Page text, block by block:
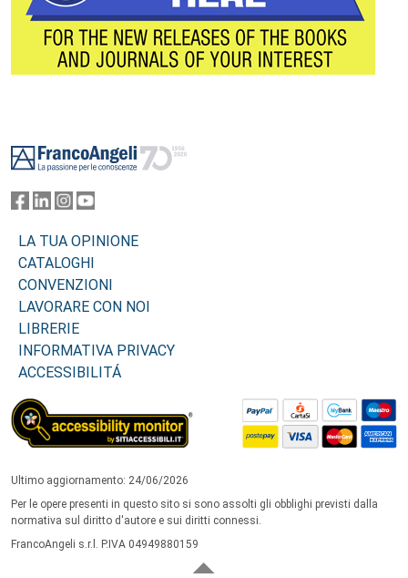
LA TUA OPINIONE
CATALOGHI
CONVENZIONI
LAVORARE CON NOI
LIBRERIE
INFORMATIVA PRIVACY
ACCESSIBILITÁ
Ultimo aggiornamento: 24/06/2026
Per le opere presenti in questo sito si sono assolti gli obblighi previsti dalla
normativa sul diritto d'autore e sui diritti connessi.
FrancoAngeli s.r.l. P.IVA 04949880159